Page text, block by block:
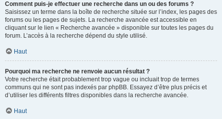
Comment puis-je effectuer une recherche dans un ou des forums ?
Saisissez un terme dans la boîte de recherche située sur l’index, les pages des
forums ou les pages de sujets. La recherche avancée est accessible en
cliquant sur le lien « Recherche avancée » disponible sur toutes les pages du
forum. L’accès à la recherche dépend du style utilisé.
Haut
Pourquoi ma recherche ne renvoie aucun résultat ?
Votre recherche était probablement trop vague ou incluait trop de termes
communs qui ne sont pas indexés par phpBB. Essayez d’être plus précis et
d’utiliser les différents filtres disponibles dans la recherche avancée.
Haut